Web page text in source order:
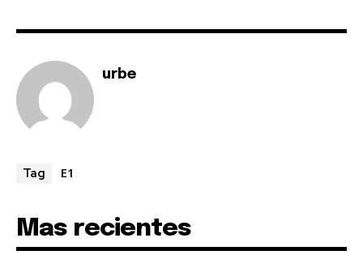
SUBSCRIBE
I've read and accept the
urbe
Tag E1
Mas recientes